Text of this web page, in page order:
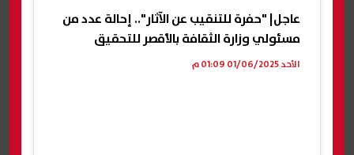
عاجل| "حفرة للتنقيب عن الآثار".. إحالة عدد من
مسئولي وزارة الثقافة بالأقصر للتحقيق
الأحد 01/06/2025 01:09 م